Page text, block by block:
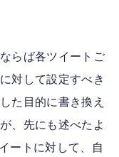
らば各ツイートご
対して設定すべき
た目的に書き換え
、先にも述べたよ
ートに対して、自